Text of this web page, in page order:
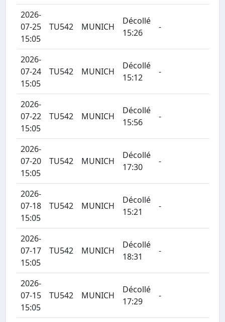
2026-
07-25
15:05
TU542 MUNICH
Décollé
15:26
-
2026-
07-24
15:05
TU542 MUNICH
Décollé
15:12
-
2026-
07-22
15:05
TU542 MUNICH
Décollé
15:56
-
2026-
07-20
15:05
TU542 MUNICH
Décollé
17:30
-
2026-
07-18
15:05
TU542 MUNICH
Décollé
15:21
-
2026-
07-17
15:05
TU542 MUNICH
Décollé
18:31
-
2026-
07-15
15:05
TU542 MUNICH
Décollé
17:29
-